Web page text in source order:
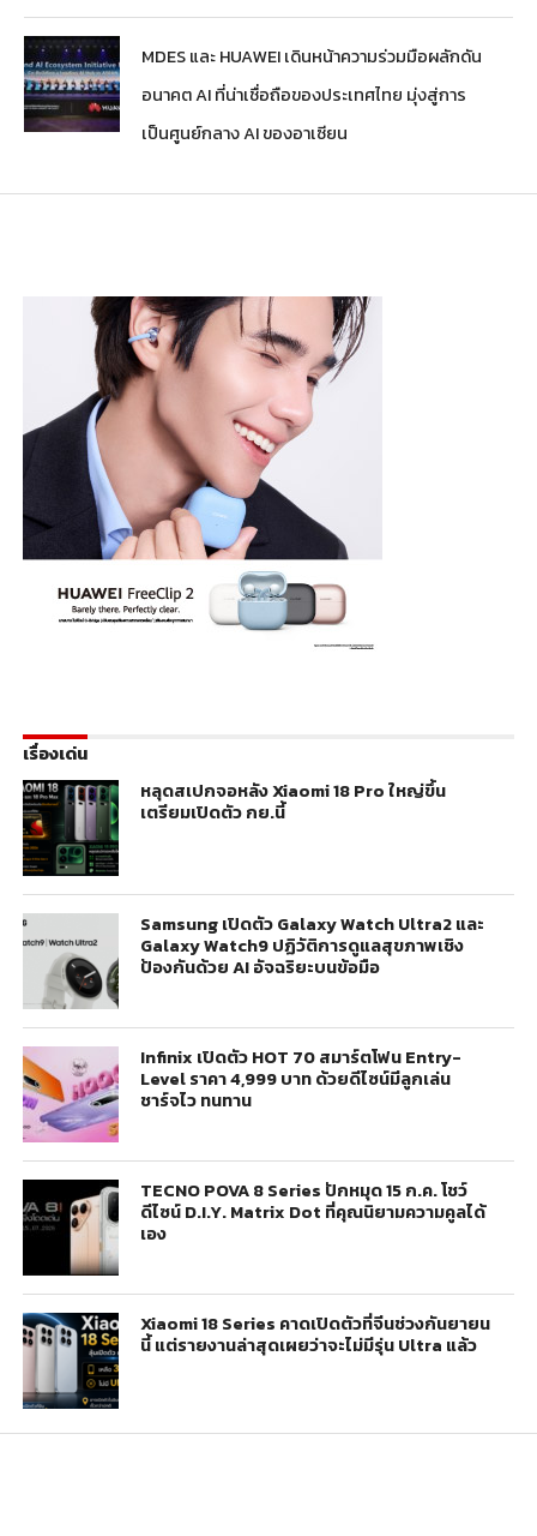
MDES และ HUAWEI เดินหน้าความร่วมมือผลักดัน
อนาคต AI ที่น่าเชื่อถือของประเทศไทย มุ่งสู่การ
เป็นศูนย์กลาง AI ของอาเซียน
เรื่องเด่น
หลุดสเปกจอหลัง Xiaomi 18 Pro ใหญ่ขึ้น
เตรียมเปิดตัว กย.นี้
Samsung เปิดตัว Galaxy Watch Ultra2 และ
Galaxy Watch9 ปฏิวัติการดูแลสุขภาพเชิง
ป้องกันด้วย AI อัจฉริยะบนข้อมือ
Infinix เปิดตัว HOT 70 สมาร์ตโฟน Entry-
Level ราคา 4,999 บาท ด้วยดีไซน์มีลูกเล่น
ชาร์จไว ทนทาน
TECNO POVA 8 Series ปักหมุด 15 ก.ค. โชว์
ดีไซน์ D.I.Y. Matrix Dot ที่คุณนิยามความคูลได้
เอง
Xiaomi 18 Series คาดเปิดตัวที่จีนช่วงกันยายน
นี้ แต่รายงานล่าสุดเผยว่าจะไม่มีรุ่น Ultra แล้ว